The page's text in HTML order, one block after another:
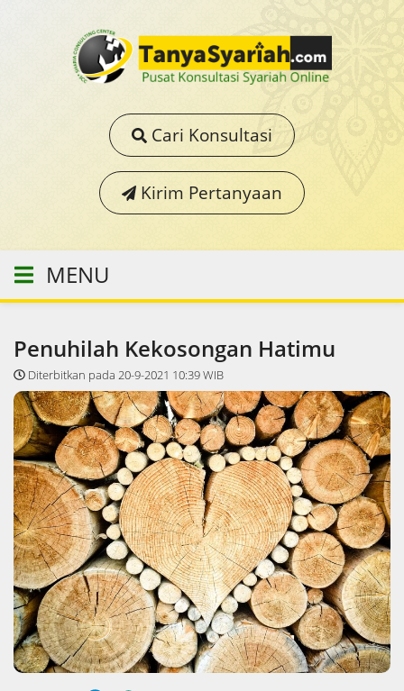
Cari Konsultasi
Kirim Pertanyaan
MENU
Penuhilah Kekosongan Hatimu
Diterbitkan pada 20-9-2021 10:39 WIB